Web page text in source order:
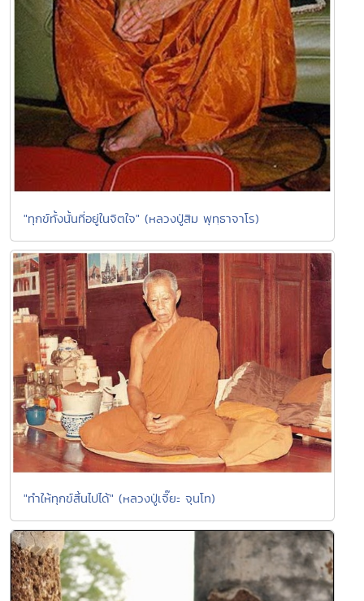
"ทุกข์ทั้งนั้นที่อยู่ในจิตใจ" (หลวงปู่สิม พุทฺธาจาโร)
"ทำให้ทุกข์สิ้นไปได้" (หลวงปู่เจี๊ยะ จุนโท)